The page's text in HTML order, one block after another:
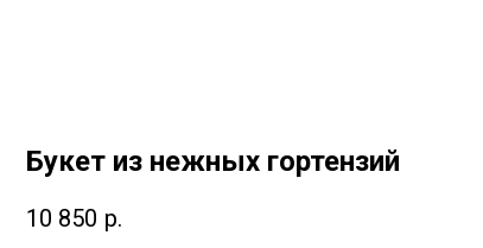
Букет из нежных гортензий
10 850 р.